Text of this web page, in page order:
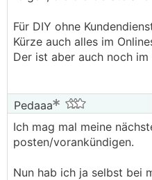
uninteressant!
Aber es gibt noch ein
Potential. z.B. verbauen
bedeuten.
Wenn genügend Platz
Gerätefilter daher
stattdessen größere
Leitwolf die anbietet,
Für DIY ohne
Kürze auch alles im
Der ist aber auch noch im
Pedaaa
Ich mag mal meine
posten/vorankündigen.
Nun hab ich ja selbst bei